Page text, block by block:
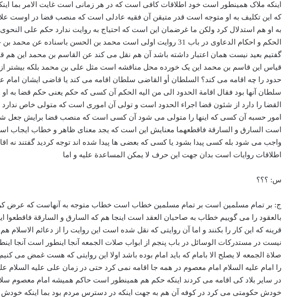
اینکه ملاک همینطور است خود اطلاقات کافی است که در هر زمانی است غایت الامر بما
که این تکلیف به او متوجه است قدر متیقن آن فقیه عادلی است که منصب قضا در اوست
الحکم و احکام الدعاوی در باب 31 روایت اولی است محمد بن
گفتیم بعید نیست همان اعتبار داشته باشد آن هم نقل می کند عن القاسم بن محمد
قیاس این قاسم بن محمد این یک خورده محل مناقشه است مثل علی بن محمد بلکه بیشتر
حدود را چه اقامه می کند؟ السلطان أو القاضی سلطان اقامه می کند یا قاضی ایشان
سلطان آنها بود فقال اقامة الحدود الی من الیه الحکم آن کسی که حکم یعنی حکم قضا به
القضا را دارد از شئون قضا اجراء الحدود است و تولی آن اموری است که متولی خاص
امور حسبه آن کسی که اینها را متولی می شود آن کسی است که منصب قضا برایش جعل شده
است السارق و السارقة فاقطعهما معنایش این است که یجد معنای ظاهر و خطاب ایجاب
واجب می شود بله کسی پیدا بشود یا کسی که بعضی ها پیدا شده اند توجه کردید گفتند نه
اطلاقات روایات است بدان جهت این حرف لا یمکن المساعدة علیه و اما
س: ؟؟؟
ج: بر تمام مسلمین است بر تمام مسلمین خطاب است خطاب متوجه به آنهاست که عرض
بالعقود را می گوییم خطاب به صاحبان العقد است اینجا هم که السارق و السارقة
قرینه که این کار را بکنند و اما آن روایتی که نقل شده است این روایت را از دعائم
نیست در مستدرکات الوسائل در باب پنجم از ابواب صلات الجمعه آنجا اینطور است آنجا
صلاة الجمعه لا یصلح الا بامام که باید امام بوده باشد اولا این روایتی که هست
را امام علیه السلام امام معصوم در همه جا اقامه نمی کرد حتی در زمان علی علیه السلام
در سایر بلاد کی اقامه می کردند اینکه حکم هم همینطور است حاکم همیشه امام معصوم
خودش حکومتی می کرد در کوفه آن هم به جهت اینکه در دسترس مردم بود بما اینکه